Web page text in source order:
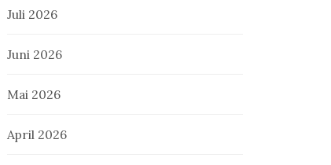
Juli 2026
Juni 2026
Mai 2026
April 2026